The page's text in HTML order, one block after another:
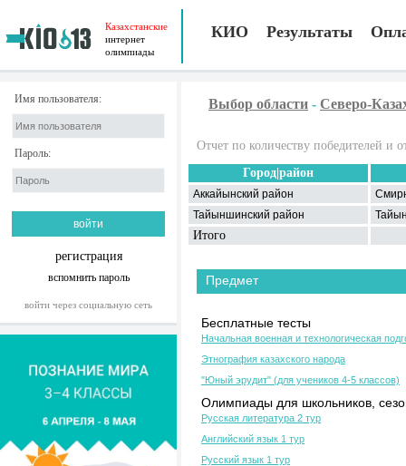
Казахстанские
интернет
олимпиады
КИО Результаты
Имя пользователя:
Пароль:
регистрация
вспомнить пароль
войти через социальную сеть
Выбор области - Северо-
Отчет по количеству победителей и
Город|район
Аккайынский район
Тайыншинский район
Итого
Предмет
Бесплатные тесты
Начальная военная и технологическая
Этнография казахского народа
"Юный эрудит" (для учеников 4-5 классов)
Олимпиады для школьников,
Русская литература 2 тур
Английский язык 1 тур
Русский язык 1 тур